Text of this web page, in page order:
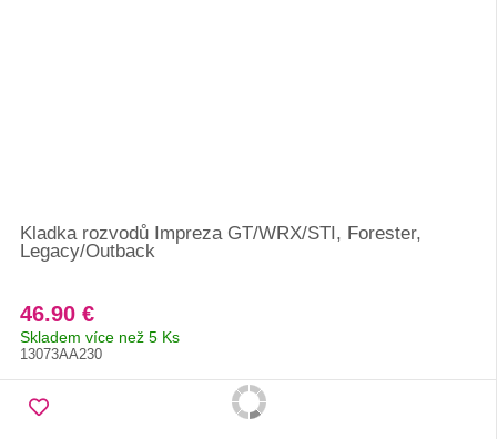
Kladka rozvodů Impreza GT/WRX/STI, Forester,
Legacy/Outback
46.90 €
Skladem více než 5 Ks
13073AA230